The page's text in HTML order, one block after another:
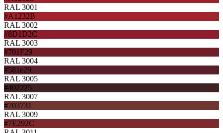
RAL 3001
#A1232B
RAL 3002
#8D1D2C
RAL 3003
#701F29
RAL 3004
#581e29
RAL 3005
#402225
RAL 3007
#703731
RAL 3009
#7E292C